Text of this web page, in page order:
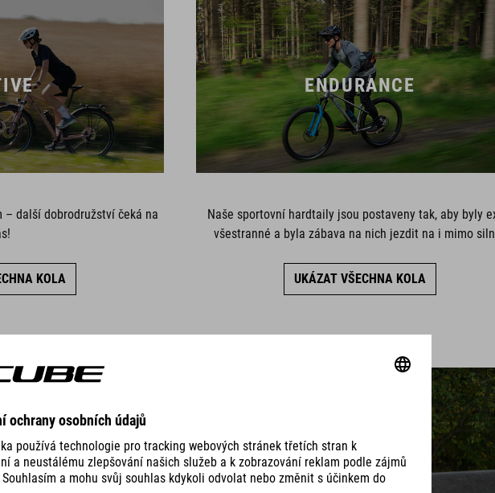
KOLA
ENDURANCE
všestranné a byla zábava na nich jezdit na i mimo
UKÁZAT VŠECHNA KOLA
DIRT JUMP